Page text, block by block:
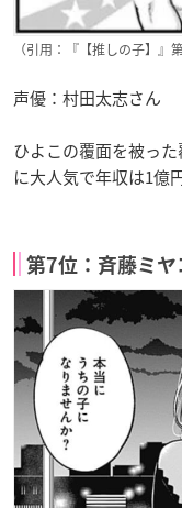
（引用：『【推しの子】』
声優：村田太志さん
ひよこの覆面を被っ
に大人気で年収は1億円
第7位：斉藤ミ